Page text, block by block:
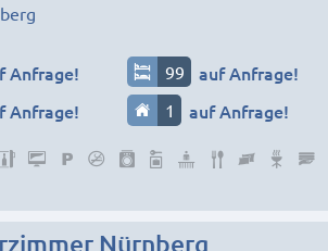
Anfrage! 99 auf Anfrage!
Anfrage! 1 auf Anfrage!
Nürnberg